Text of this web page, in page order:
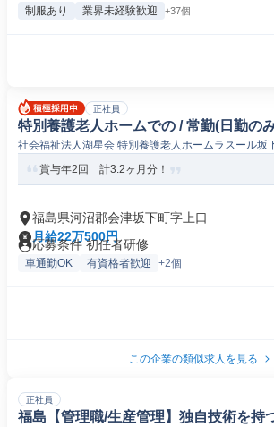
制服あり 業界未経験歓迎 +37個
正社員
特別養護老人ホームでの / 常勤(日勤の
社会福祉法人湖星会 特別養護老人ホームラスール坂
賞与年2回 計3.2ヶ月分！
福島県河沼郡会津坂下町字上口
月給22万500円
応募条件 初任者研修
車通勤OK 有資格者歓迎 +2個
この企業の類似求人を見る
正社員
福島【管理職/生産管理】独自技術を持